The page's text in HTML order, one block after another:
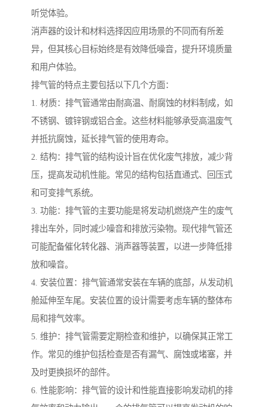
听觉体验。
消声器的设计和材料选择因应用场景的不同而有所差
异，但其核心目标始终是有效降低噪音，提升环境质量
和用户体验。
排气管的特点主要包括以下几个方面：
1. 材质：排气管通常由耐高温、耐腐蚀的材料制成，如
不锈钢、镀锌钢或铝合金。这些材料能够承受高温废气
并抵抗腐蚀，延长排气管的使用寿命。
2. 结构：排气管的结构设计旨在优化废气排放，减少背
压，提高发动机性能。常见的结构包括直通式、回压式
和可变排气系统。
3. 功能：排气管的主要功能是将发动机燃烧产生的废气
排出车外，同时减少噪音和排放污染物。现代排气管还
可能配备催化转化器、消声器等装置，以进一步降低排
放和噪音。
4. 安装位置：排气管通常安装在车辆的底部，从发动机
舱延伸至车尾。安装位置的设计需要考虑车辆的整体布
局和排气效率。
5. 维护：排气管需要定期检查和维护，以确保其正常工
作。常见的维护包括检查是否有漏气、腐蚀或堵塞，并
及时更换损坏的部件。
6. 性能影响：排气管的设计和性能直接影响发动机的排